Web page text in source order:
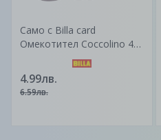
Само с Billa card
Омекотител Coccolino 42
4.99лв.
6.59лв.